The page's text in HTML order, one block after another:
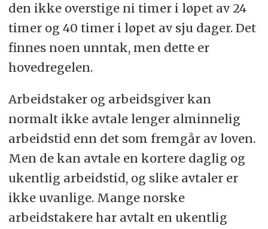
den ikke overstige ni timer i løpet av 24
timer og 40 timer i løpet av sju dager. Det
finnes noen unntak, men dette er
hovedregelen.
Arbeidstaker og arbeidsgiver kan
normalt ikke avtale lenger alminnelig
arbeidstid enn det som fremgår av loven.
Men de kan avtale en kortere daglig og
ukentlig arbeidstid, og slike avtaler er
ikke uvanlige. Mange norske
arbeidstakere har avtalt en ukentlig